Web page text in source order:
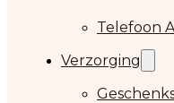
Telefoon
Verzorging